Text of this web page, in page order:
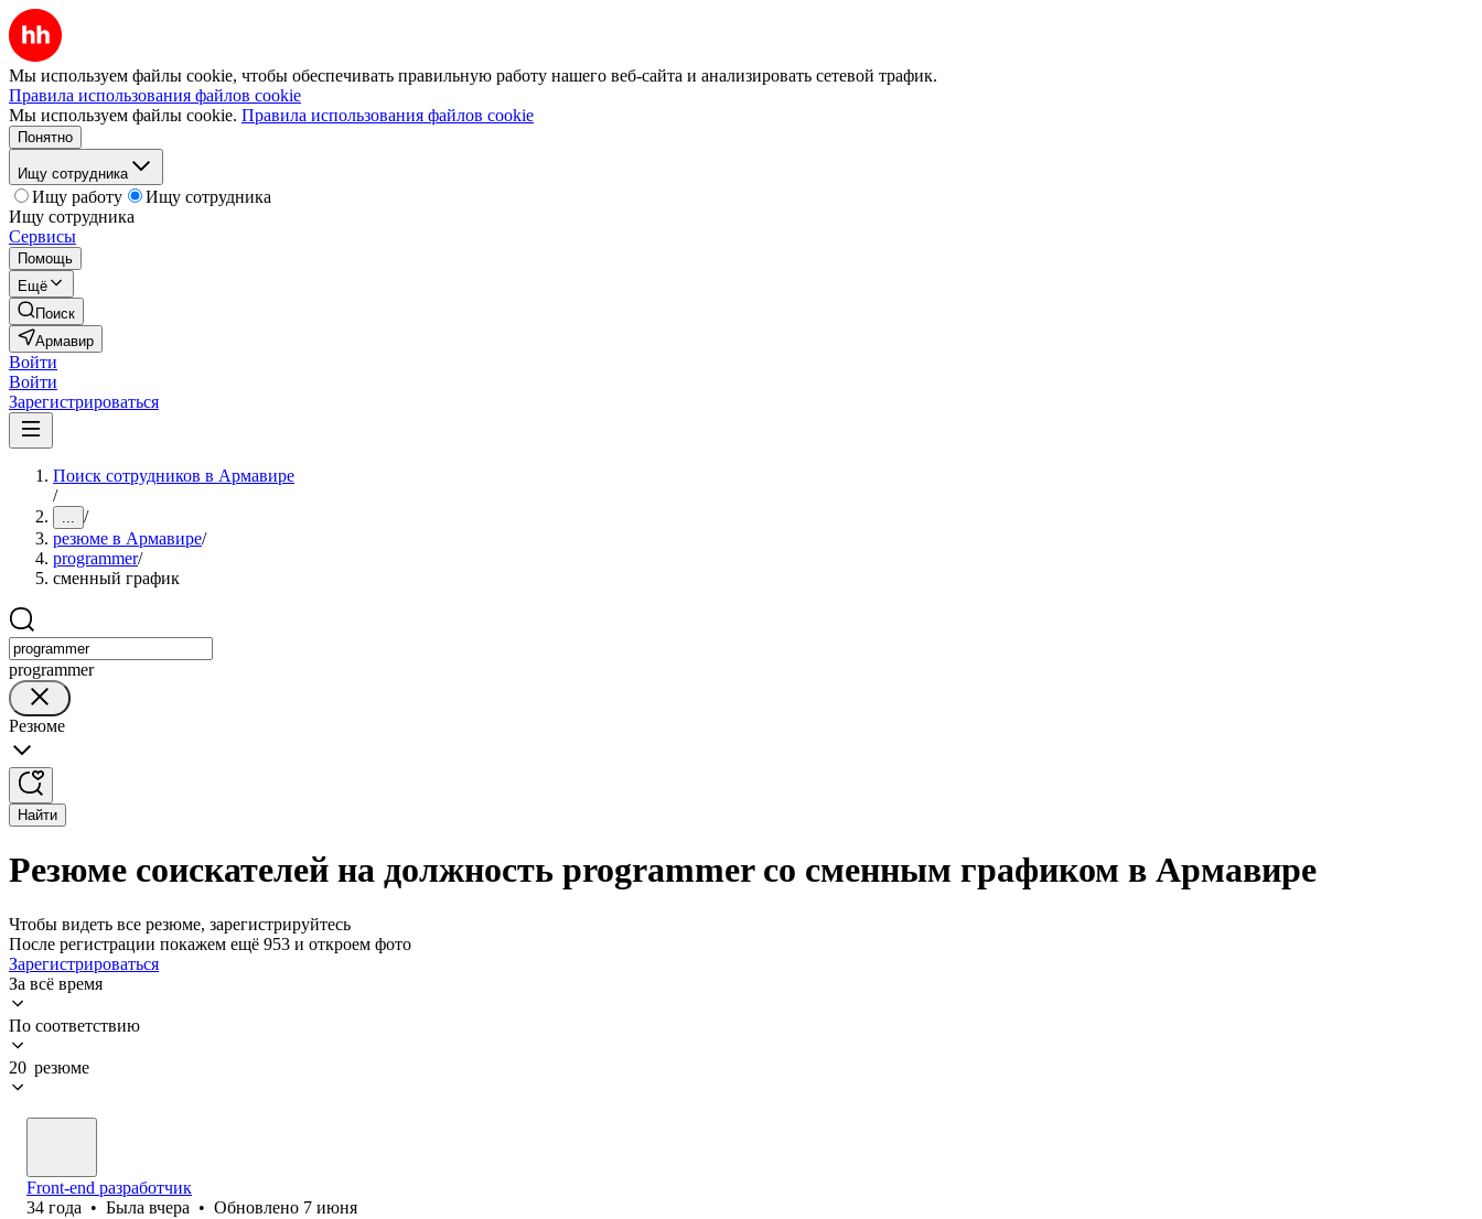
Мы используем файлы cookie, чтобы обеспечивать правильную работу нашего веб-сайта и анализировать сетевой трафик.
Правила использования файлов cookie
Мы используем файлы cookie. Правила использования файлов cookie
Понятно
Ищу сотрудника
Ищу работу
Ищу сотрудника
Ищу сотрудника
Сервисы
Помощь
Ещё
Поиск
Армавир
Войти
Войти
Зарегистрироваться
Поиск сотрудников в Армавире
/
... /
резюме в Армавире/
programmer/
сменный график
programmer
Резюме
Найти
Резюме соискателей на должность programmer со сменным графиком в Армавире
Чтобы видеть все резюме, зарегистрируйтесь
После регистрации покажем ещё 953 и откроем фото
Зарегистрироваться
За всё время
По соответствию
20 резюме
Front-end разработчик
34 года • Была вчера • Обновлено 7 июня